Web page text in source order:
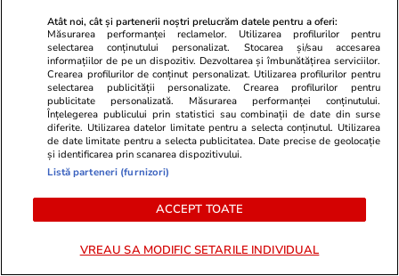
14 deputaţi PNL au votat
deblocarea posturilor din
Sănătate. Sorin Grindeanu: „Au
trecut peste ordinul politic cinic
al lui Bolojan”
PARTENERI
Atât noi, cât și partenerii noștri prelucrăm datele pentru a oferi:
Măsurarea performanței reclamelor. Utilizarea profilurilor pentru
selectarea conținutului personalizat. Stocarea și/sau accesarea
informațiilor de pe un dispozitiv. Dezvoltarea și îmbunătățirea serviciilor.
Crearea profilurilor de conținut personalizat. Utilizarea profilurilor pentru
selectarea publicității personalizate. Crearea profilurilor pentru
publicitate personalizată. Măsurarea performanței conținutului.
Înțelegerea publicului prin statistici sau combinații de date din surse
diferite. Utilizarea datelor limitate pentru a selecta conținutul. Utilizarea
de date limitate pentru a selecta publicitatea. Date precise de geolocație
și identificarea prin scanarea dispozitivului.
Listă parteneri (furnizori)
ACCEPT TOATE
VREAU SA MODIFIC SETARILE INDIVIDUAL